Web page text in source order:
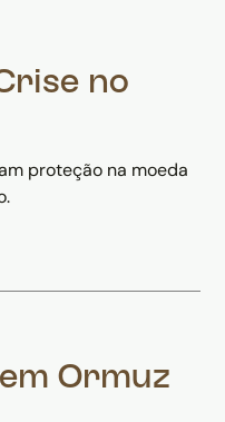
no
proteção na moeda
Ormuz